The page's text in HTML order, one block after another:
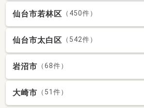
仙台市若林区 （450件）
仙台市太白区 （542件）
岩沼市 （68件）
大崎市 （51件）